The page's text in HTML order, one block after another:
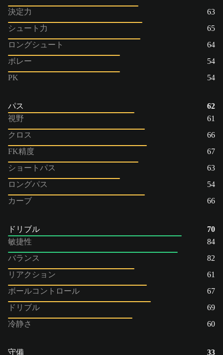
決定力
63
シュート力
65
ロングシュート
64
ボレー
54
PK
54
パス
62
視野
61
クロス
66
FK精度
67
ショートパス
63
ロングパス
54
カーブ
66
ドリブル
70
敏捷性
84
バランス
82
リアクション
61
ボールコントロール
67
ドリブル
69
冷静さ
60
守備
33